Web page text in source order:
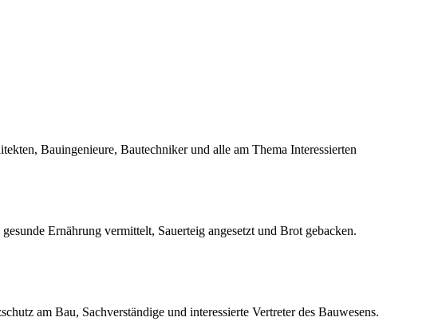
Bauingenieure, Bautechniker und alle am Thema Interessierten
Ernährung vermittelt, Sauerteig angesetzt und Brot gebacken.
am Bau, Sachverständige und interessierte Vertreter des Bauwesens.